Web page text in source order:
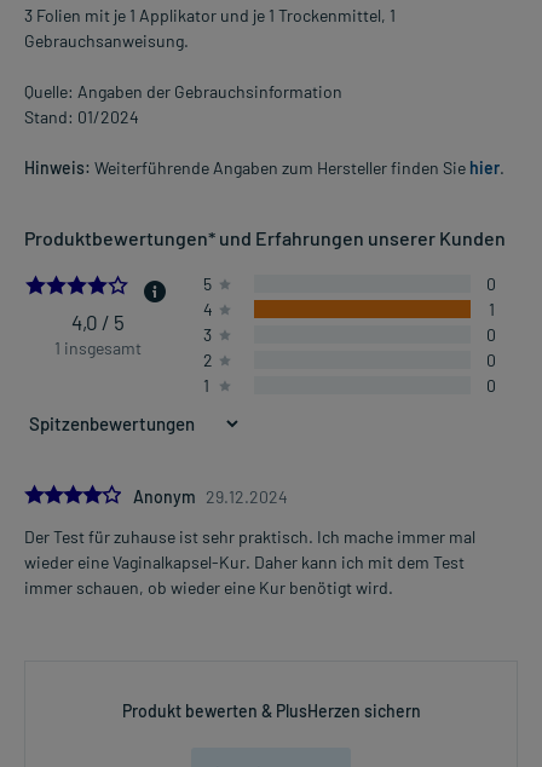
3 Folien mit je 1 Applikator und je 1 Trockenmittel, 1
Gebrauchsanweisung.
Quelle: Angaben der Gebrauchsinformation
Stand: 01/2024
Hinweis: Weiterführende Angaben zum Hersteller finden Sie hier.
Produktbewertungen* und Erfahrungen unserer Kunden
4.0
4,0 / 5
1 insgesamt
5
0
4
1
3
0
2
0
1
0
4.0Anonym 29.12.2024
Der Test für zuhause ist sehr praktisch. Ich mache immer mal
wieder eine Vaginalkapsel-Kur. Daher kann ich mit dem Test
immer schauen, ob wieder eine Kur benötigt wird.
Produkt bewerten & PlusHerzen sichern